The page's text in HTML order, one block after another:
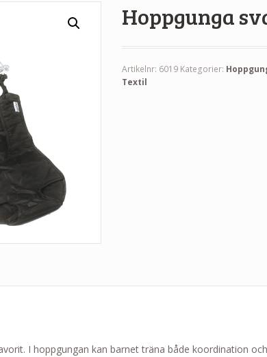
Hoppgunga
Artikelnr: 6019 Kategorier:
Textil
I hoppgungan kan barnet träna både koordination